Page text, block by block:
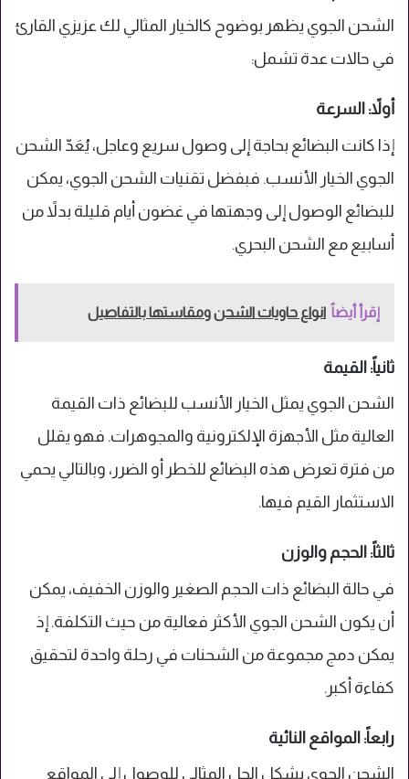
الشحن الجوي يظهر بوضوح كالخيار المثالي لك عزيزي القارئ
في حالات عدة تشمل:
أولاً: السرعة
إذا كانت البضائع بحاجة إلى وصول سريع وعاجل، يُعَدّ الشحن
الجوي الخيار الأنسب. فبفضل تقنيات الشحن الجوي، يمكن
للبضائع الوصول إلى وجهتها في غضون أيام قليلة بدلاً من
أسابيع مع الشحن البحري.
إقرأ أيضاً انواع حاويات الشحن ومقاستها بالتفاصيل
ثانياً: القيمة
الشحن الجوي يمثل الخيار الأنسب للبضائع ذات القيمة
العالية مثل الأجهزة الإلكترونية والمجوهرات. فهو يقلل
من فترة تعرض هذه البضائع للخطر أو الضرر، وبالتالي يحمي
الاستثمار القيم فيها.
ثالثاً: الحجم والوزن
في حالة البضائع ذات الحجم الصغير والوزن الخفيف، يمكن
أن يكون الشحن الجوي الأكثر فعالية من حيث التكلفة. إذ
يمكن دمج مجموعة من الشحنات في رحلة واحدة لتحقيق
كفاءة أكبر.
رابعاً: المواقع النائية
الشحن الجوي يشكل الحل المثالى للوصول إلى المواقع